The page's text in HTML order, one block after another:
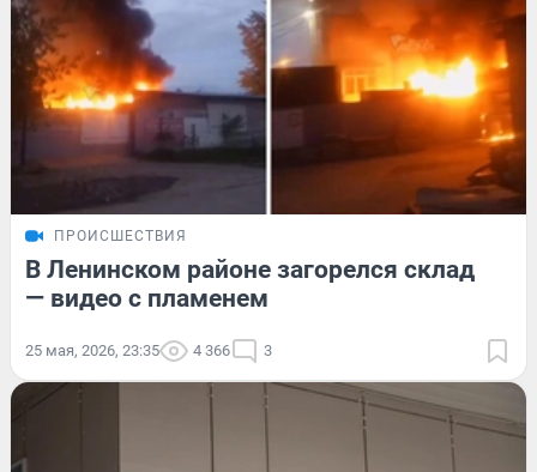
ПРОИСШЕСТВИЯ
В Ленинском районе загорелся склад
— видео с пламенем
25 мая, 2026, 23:35 4 366 3